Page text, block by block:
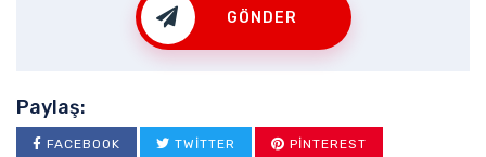
GÖNDER
Paylaş:
FACEBOOK TWITTER PINTEREST